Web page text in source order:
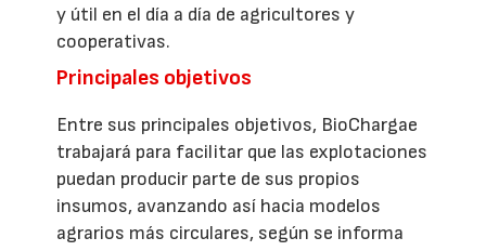
y útil en el día a día de agricultores y
cooperativas.
Principales objetivos
Entre sus principales objetivos, BioChargae
trabajará para facilitar que las explotaciones
puedan producir parte de sus propios
insumos, avanzando así hacia modelos
agrarios más circulares, según se informa